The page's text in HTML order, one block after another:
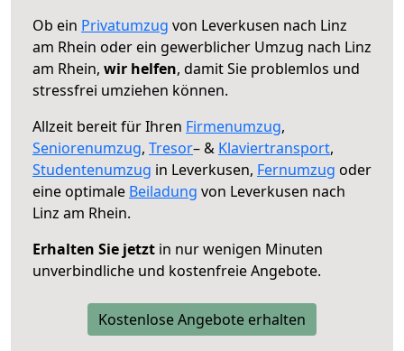
Ob ein Privatumzug von Leverkusen nach Linz
am Rhein oder ein gewerblicher Umzug nach Linz
am Rhein, wir helfen, damit Sie problemlos und
stressfrei umziehen können.
Allzeit bereit für Ihren Firmenumzug,
Seniorenumzug, Tresor– & Klaviertransport,
Studentenumzug in Leverkusen, Fernumzug oder
eine optimale Beiladung von Leverkusen nach
Linz am Rhein.
Erhalten Sie jetzt in nur wenigen Minuten
unverbindliche und kostenfreie Angebote.
Kostenlose Angebote erhalten